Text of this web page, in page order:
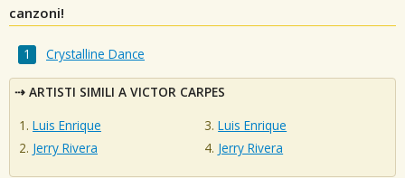
canzoni!
Crystalline Dance
ARTISTI SIMILI A VICTOR CARPES
Luis Enrique
Jerry Rivera
Luis Enrique
Jerry Rivera